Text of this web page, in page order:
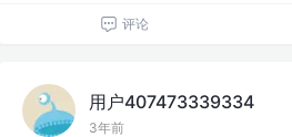
评论
用户407473339334
3年前